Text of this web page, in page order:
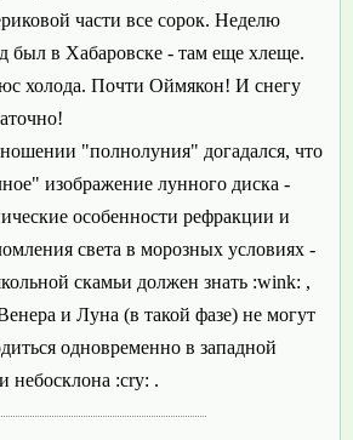
части все сорок. Неделю
был в Хабаровске - там еще хлеще.
холода. Почти Оймякон! И снегу
"полнолуния" догадался, что
изображение лунного диска -
особенности рефракции и
света в морозных условиях -
скамьи должен знать :wink: ,
и Луна (в такой фазе) не могут
одновременно в западной
небосклона :cry: .